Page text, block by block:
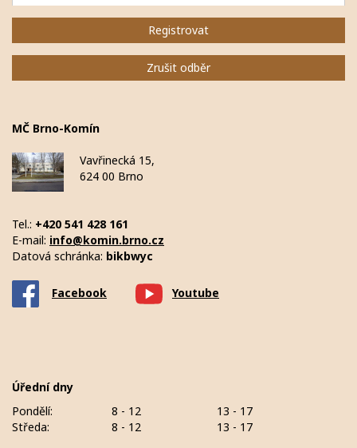
Registrovat
Zrušit odběr
MČ Brno-Komín
Vavřinecká 15,
624 00 Brno
Tel.: +420 541 428 161
E-mail: info@komin.brno.cz
Datová schránka: bikbwyc
Facebook Youtube
Úřední dny
Pondělí:
8 - 12
13 - 17
Středa:
8 - 12 13 - 17